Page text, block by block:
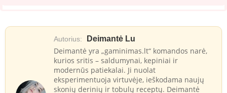
Autorius: Deimantė Lu
Deimantė yra „gaminimas.lt“ komandos narė,
kurios sritis – saldumynai, kepiniai ir
modernūs patiekalai. Ji nuolat
eksperimentuoja virtuvėje, ieškodama naujų
skonių derinių ir tobulų receptų. Deimantė